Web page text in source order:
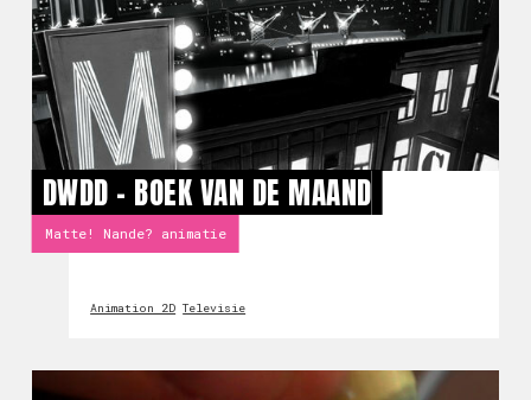
DWDD - BOEK VAN DE MAAND
Matte! Nande? animatie
Animation 2D Televisie